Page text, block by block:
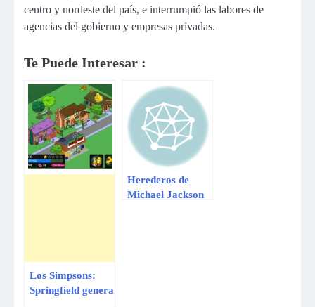
centro y nordeste del país, e interrumpió las labores de
agencias del gobierno y empresas privadas.
Te Puede Interesar :
Los Simpsons:
Springfield genera
Herederos de
Michael Jackson